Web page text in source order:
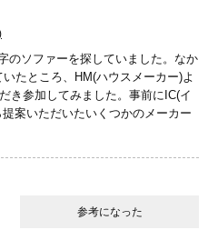
のソファーを探していました。なか
たところ、HM(ハウスメーカー)よ
き参加してみました。事前にIC(イ
案いただいたいくつかのメーカー
と値段を調整してもらって購入を
りやすいです。2時間映画が心地よ
ため大人が横になってゆったりす
も好みの硬さでお昼寝も快適で
参考になった